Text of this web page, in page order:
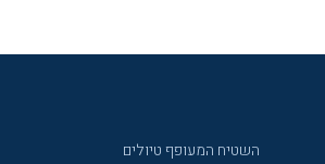
השטיח המעופף טיולים